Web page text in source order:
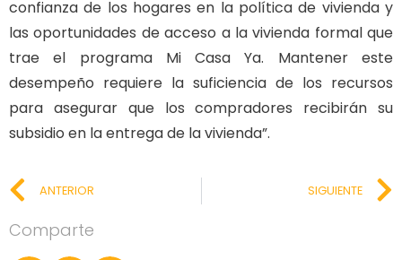
confianza de los hogares en la política de vivienda y
las oportunidades de acceso a la vivienda formal que
trae el programa Mi Casa Ya. Mantener este
desempeño requiere la suficiencia de los recursos
para asegurar que los compradores recibirán su
subsidio en la entrega de la vivienda”.
ANTERIOR SIGUIENTE
Comparte